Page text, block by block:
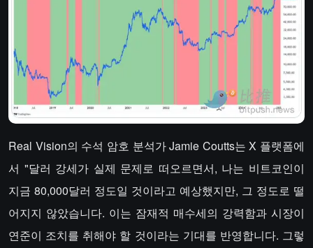
Real Vision의 수석 암호 분석가 Jamie Coutts는 X 플랫폼에
서 "달러 강세가 실제 문제로 떠오르면서, 나는 비트코인이
지금 80,000달러 정도일 것이라고 예상했지만, 그 정도로 떨
어지지 않았습니다. 이는 잠재적 매수세의 강력함과 시장이
연준이 조치를 취해야 할 것이라는 기대를 반영합니다. 그렇